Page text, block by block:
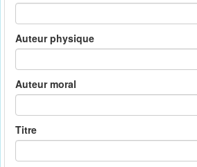
Auteur physique
Auteur moral
Titre